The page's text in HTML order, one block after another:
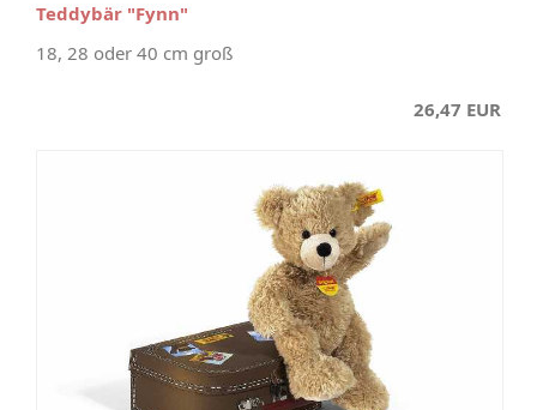
Teddybär "Fynn"
18, 28 oder 40 cm groß
26,47 EUR